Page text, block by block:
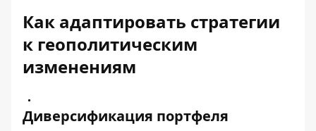
Как адаптировать стратегии
к геополитическим
изменениям
Диверсификация портфеля